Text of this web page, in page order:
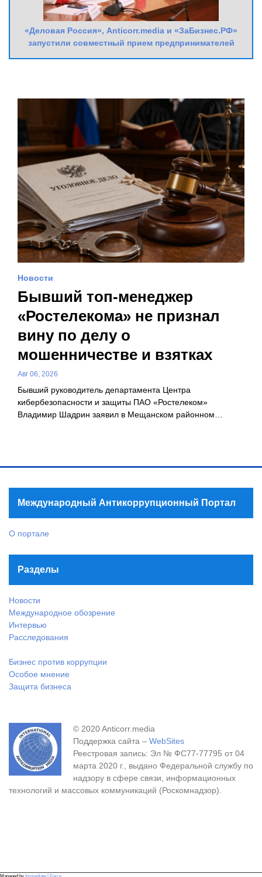
«Деловая Россия», Anticorr.media и «ЗаБизнес.РФ»
запустили совместный прием предпринимателей
Новости
Бывший топ-менеджер
«Ростелекома» не признал
вину по делу о
мошенничестве и взятках
Авг 06, 2026
Бывший руководитель департамента Центра
кибербезопасности и защиты ПАО «Ростелеком»
Владимир Шадрин заявил в Мещанском районном…
Международный Антикоррупционный Портал
О портале
Разделы
Новости
Международное обозрение
Интервью
Расследования
Бизнес против коррупции
Особое мнение
Защита бизнеса
© 2020 Anticorr.media
Поддержка сайта – WebSites
Реестровая запись: Эл № ФС77-77795 от 04
марта 2020 г., выдано Федеральной службу по
надзору в сфере связи, информационных
технологий и массовых коммуникаций (Роскомнадзор).